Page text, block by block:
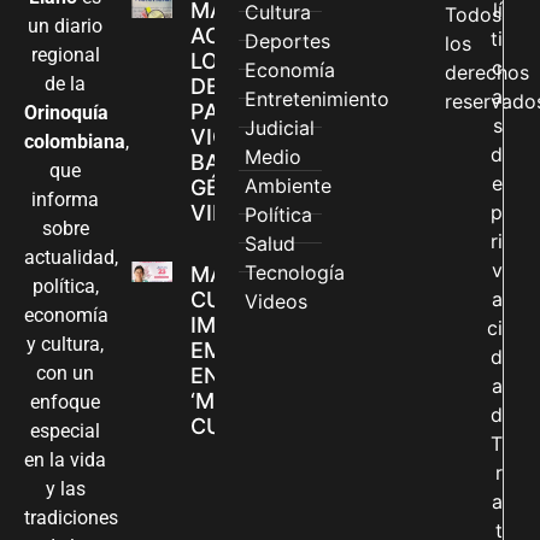
un diario
regional
de la
Orinoquía
colombiana,
que
informa
sobre
actualidad,
política,
economía
y cultura,
con un
enfoque
especial
en la vida
y las
tradiciones
MÁS MUJERES
ACCEDEN A
LOS CANALES
DE ATENCIÓN
PARA
VIOLENCIAS
BASADAS EN
GÉNERO EN
VILLAVICENCIO
MADRES
CUIDADORAS
IMPULSAN SUS
EMPRENDIMIENTOS
EN LA FERIA
‘MANOS QUE
CUIDAN Y CREAN’
Cultura
Deportes
Economía
Entretenimiento
Judicial
Medio
Ambiente
Política
Salud
Tecnología
Videos
Todos
los
derechos
lí
ti
c
a
s
d
e
p
ri
v
a
ci
d
a
d
T
r
a
t